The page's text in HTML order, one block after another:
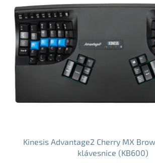
Kinesis Advantage2 Cherry MX
klávesnice (KB600)